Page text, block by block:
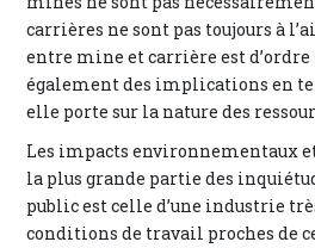
carrières ne sont pas toujours à
entre mine et carrière est
également des implications en
elle porte sur la nature des
Les impacts environnementaux
la plus grande partie des
public est celle d’une industrie
conditions de travail proches de